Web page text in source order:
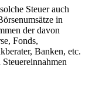
Steuer auch
in
der davon
Fonds,
Banken, etc.